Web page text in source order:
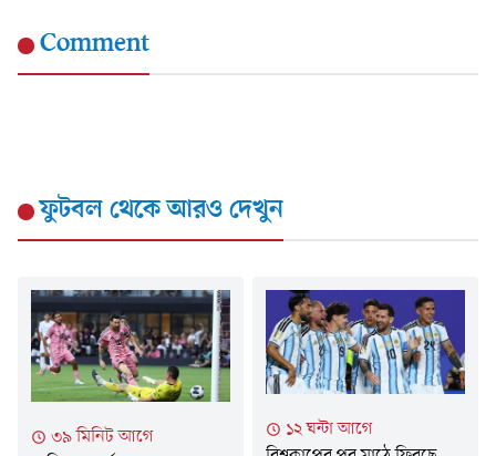
Comment
ফুটবলথেকে আরও দেখুন
৩৯ মিনিট আগে
১২ ঘন্টা আগে